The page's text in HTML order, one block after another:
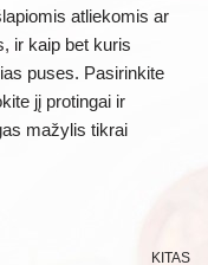
atliekomis ar
ir kaip bet kuris
puses. Pasirinkite
jį protingai ir
mažylis tikrai
KITAS